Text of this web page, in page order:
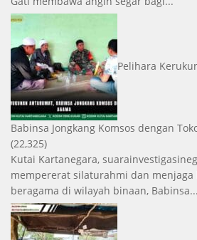
Pelihara
Babinsa Jongkang Komsos dengan
(22,325)
Kutai Kartanegara,
mempererat silaturahmi dan
beragama di wilayah binaan, Babinsa...